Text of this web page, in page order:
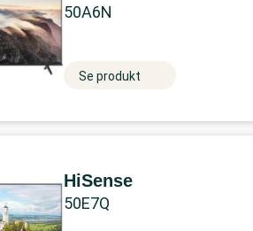
50A6N
Se produkt
HiSense
50E7Q